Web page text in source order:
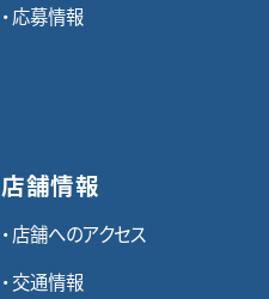
応募情報
店舗情報
店舗へのアクセス
交通情報